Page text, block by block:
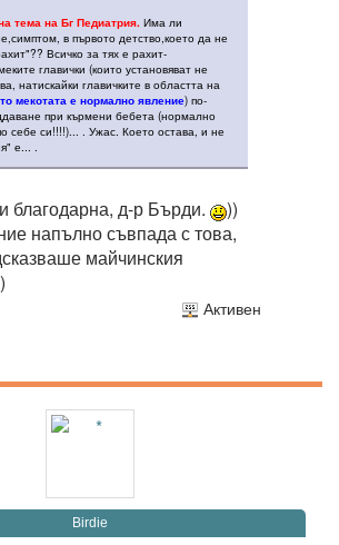
тема на Бг Педиатрия. Има ли
в първото детство,което да не
Всичко за тях е рахит-
главички (които установяват не
натискайки главичките в областта на
мекотата е нормално явление) по-
при кърмени бебета (нормално
себе си!!!!)... . Ужас. Което остава, и не
е... .
благодарна, д-р Бърди.
))
напълно съвпада с това,
майчинския
Активен
Birdie